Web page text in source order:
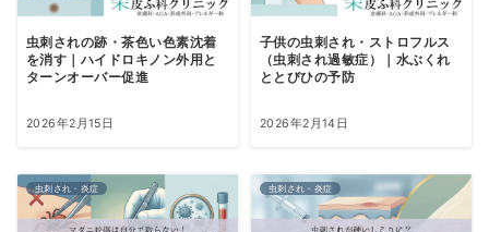
虫刺されの跡・茶色い色素沈着
を消す｜ハイドロキノン外用と
ターンオーバー促進
2026年2月15日
子供の虫刺され・ストロフルス
（虫刺され過敏症）｜水ぶくれ
ととびひの予防
2026年2月14日
虫刺され・炎症 虫刺され・炎症